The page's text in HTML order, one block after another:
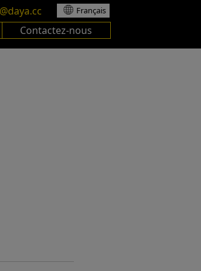
Français
Contactez-nous